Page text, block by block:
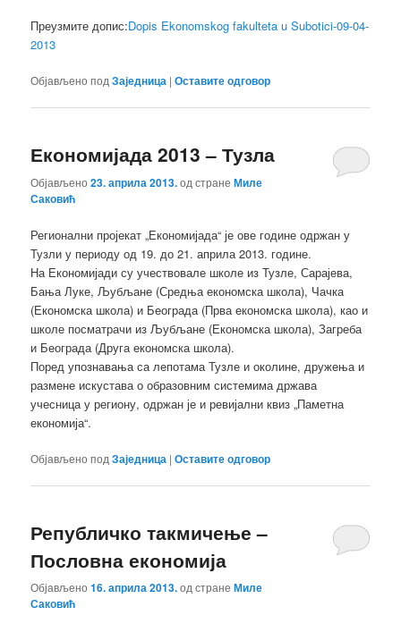
Преузмите допис:Dopis Ekonomskog fakulteta u Subotici-09-04-
2013
Објављено под Заједница |Оставите одговор
Економијада 2013 – Тузла
Објављено23. априла 2013.од странеМиле
Саковић
Регионални пројекат „Економијада“ је ове године одржан у
Тузли у периоду од 19. до 21. априла 2013. године.
На Економијади су учествовале школе из Тузле, Сарајева,
Бања Луке, Љубљане (Средња економска школа), Чачка
(Економска школа) и Београда (Прва економска школа), као и
школе посматрачи из Љубљане (Економска школа), Загреба
и Београда (Друга економска школа).
Поред упознавања са лепотама Тузле и околине, дружења и
размене искустава о образовним системима држава
учесница у региону, одржан је и ревијални квиз „Паметна
економија“.
Објављено под Заједница |Оставите одговор
Републичко такмичење –
Пословна економија
Објављено16. априла 2013.од странеМиле
Саковић